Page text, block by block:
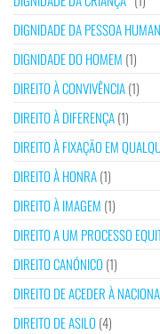
DIGNIDADE DA PESSOA
DIGNIDADE DO HOMEM (1)
DIREITO À CONVIVÊNCIA(1)
DIREITO À DIFERENÇA(1)
DIREITO À FIXAÇÃO EM
DIREITO À HONRA(1)
DIREITO À IMAGEM (1)
DIREITO A UM PROCESSO
DIREITO CANÓNICO (1)
DIREITO DE ACEDER À
DIREITO DE ASILO (4)